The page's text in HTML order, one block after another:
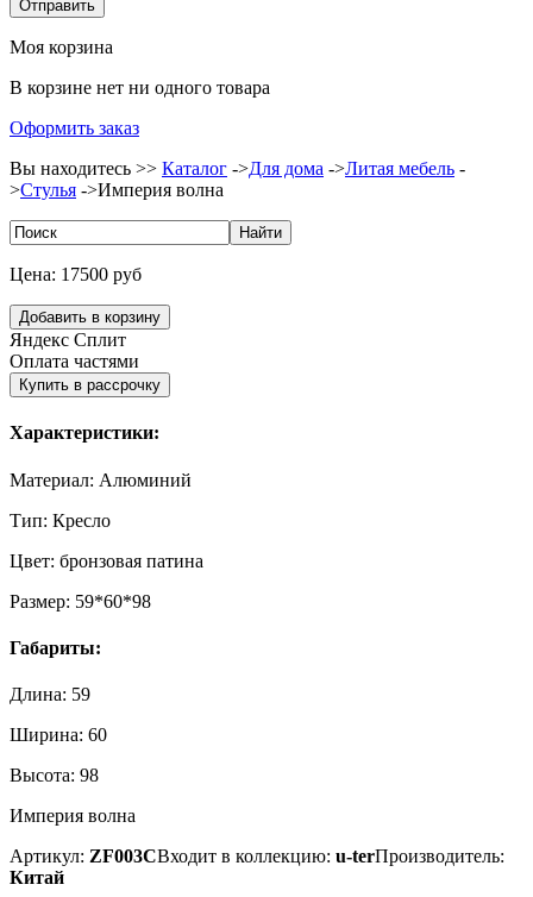
Моя корзина
В корзине нет ни одного товара
Оформить заказ
Вы находитесь >> Каталог ->Для дома ->Литая мебель -
>Стулья ->Империя волна
Цена: 17500 руб
Яндекс Сплит
Оплата частями
Характеристики:
Материал: Алюминий
Тип: Кресло
Цвет: бронзовая патина
Размер: 59*60*98
Габариты:
Длина: 59
Ширина: 60
Высота: 98
Империя волна
Артикул: ZF003CВходит в коллекцию: u-terПроизводитель:
Китай